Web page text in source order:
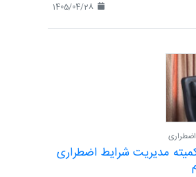
مدیریت شرایط اضطراری